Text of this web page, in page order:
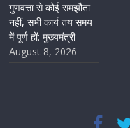
गुणवत्ता से कोई समझौता
नहीं, सभी कार्य तय समय
में पूर्ण हों: मुख्यमंत्री
August 8, 2026